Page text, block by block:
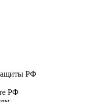
РФ
РФ